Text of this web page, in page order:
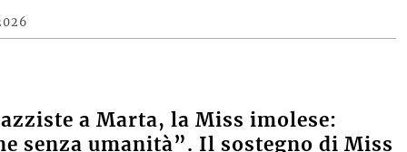
a Marta, la Miss imolese:
senza umanità”. Il sostegno di Miss